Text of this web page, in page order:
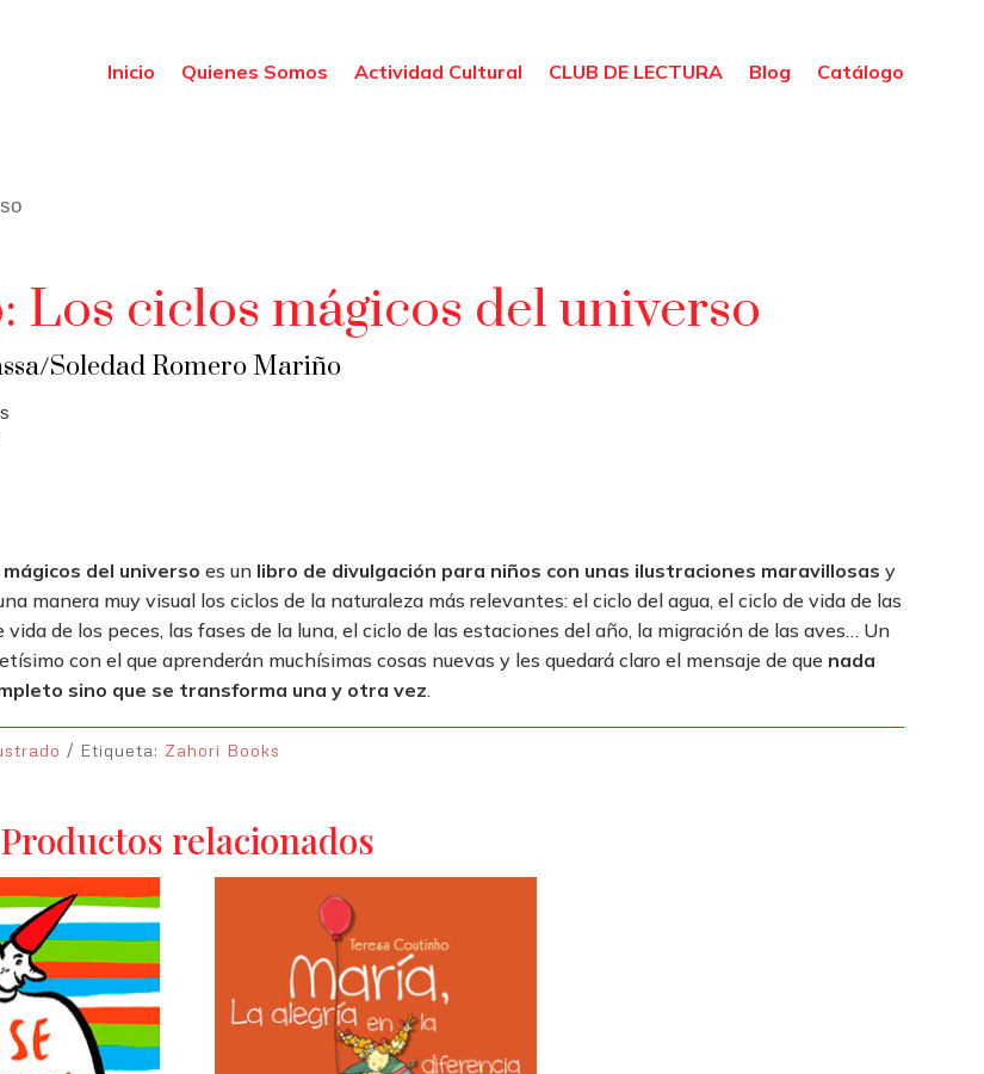
Inicio Quienes Somos Actividad Cultural CLUB DE LECTURA Blog Catálogo
Los ciclos mágicos del universo
Soledad Romero Mariño
del universo es un libro de divulgación para niños con unas ilustraciones maravillosas y
manera muy visual los ciclos de la naturaleza más relevantes: el ciclo del agua, el ciclo de vida de las
vida de los peces, las fases de la luna, el ciclo de las estaciones del año, la migración de las aves… Un
con el que aprenderán muchísimas cosas nuevas y les quedará claro el mensaje de que nada
sino que se transforma una y otra vez.
Etiqueta: Zahori Books
Productos relacionados